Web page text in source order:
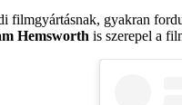
filmgyártásnak, gyakran
Hemsworth is szerepel a